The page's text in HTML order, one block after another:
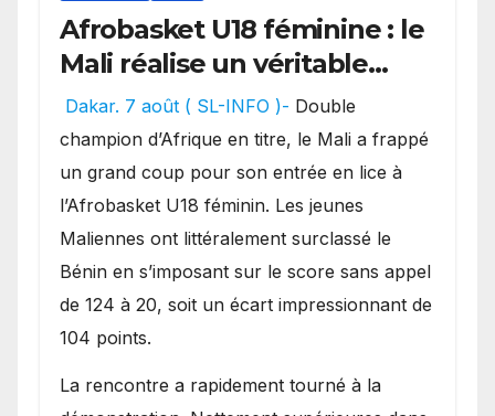
Afrobasket U18 féminine : le
Mali réalise un véritable
festival offensif et inflige
une lourde défaite au
Bénin.
Dakar. 7 août ( SL-INFO )- Double
champion d’Afrique en titre, le Mali a frappé
un grand coup pour son entrée en lice à
l’Afrobasket U18 féminin. Les jeunes
Maliennes ont littéralement surclassé le
Bénin en s’imposant sur le score sans appel
de 124 à 20, soit un écart impressionnant de
104 points.
La rencontre a rapidement tourné à la